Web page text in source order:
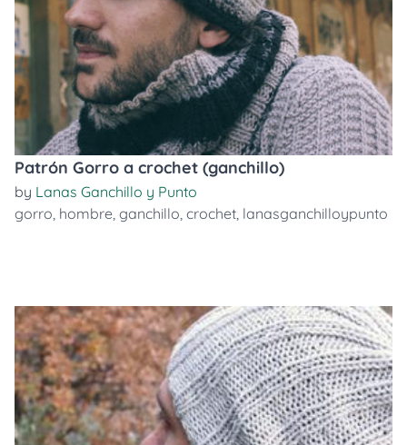
Patrón Gorro a crochet (ganchillo)
by Lanas Ganchillo y Punto
gorro, hombre, ganchillo, crochet, lanasganchilloypunto